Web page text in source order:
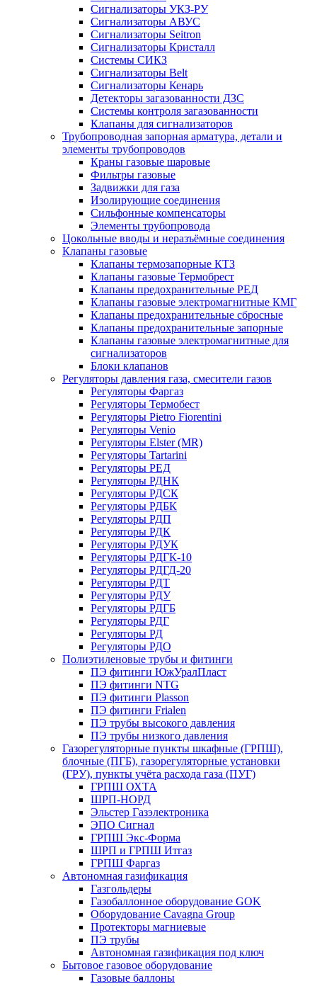
Сигнализаторы УКЗ-РУ
Сигнализаторы АВУС
Сигнализаторы Seitron
Сигнализаторы Кристалл
Системы СИКЗ
Сигнализаторы Belt
Сигнализаторы Кенарь
Детекторы загазованности ДЗС
Системы контроля загазованности
Клапаны для сигнализаторов
Трубопроводная запорная арматура, детали и
элементы трубопроводов
Краны газовые шаровые
Фильтры газовые
Задвижки для газа
Изолирующие соединения
Сильфонные компенсаторы
Элементы трубопровода
Цокольные вводы и неразъёмные соединения
Клапаны газовые
Клапаны термозапорные КТЗ
Клапаны газовые Термобрест
Клапаны предохранительные РЕД
Клапаны газовые электромагнитные КМГ
Клапаны предохранительные сбросные
Клапаны предохранительные запорные
Клапаны газовые электромагнитные для
сигнализаторов
Блоки клапанов
Регуляторы давления газа, смесители газов
Регуляторы Фаргаз
Регуляторы Термобест
Регуляторы Pietro Fiorentini
Регуляторы Venio
Регуляторы Elster (MR)
Регуляторы Tartarini
Регуляторы РЕД
Регуляторы РДНК
Регуляторы РДСК
Регуляторы РДБК
Регуляторы РДП
Регуляторы РДК
Регуляторы РДУК
Регуляторы РДГК-10
Регуляторы РДГД-20
Регуляторы РДТ
Регуляторы РДУ
Регуляторы РДГБ
Регуляторы РДГ
Регуляторы РД
Регуляторы РДО
Полиэтиленовые трубы и фитинги
ПЭ фитинги ЮжУралПласт
ПЭ фитинги NTG
ПЭ фитинги Plasson
ПЭ фитинги Frialen
ПЭ трубы высокого давления
ПЭ трубы низкого давления
Газорегуляторные пункты шкафные (ГРПШ),
блочные (ПГБ), газорегуляторные установки
(ГРУ), пункты учёта расхода газа (ПУГ)
ГРПШ ОХТА
ШРП-НОРД
Эльстер Газэлектроника
ЭПО Сигнал
ГРПШ Экс-Форма
ШРП и ГРПШ Итгаз
ГРПШ Фаргаз
Автономная газификация
Газгольдеры
Газобаллонное оборудование GOK
Оборудование Cavagna Group
Протекторы магниевые
ПЭ трубы
Автономная газификация под ключ
Бытовое газовое оборудование
Газовые баллоны